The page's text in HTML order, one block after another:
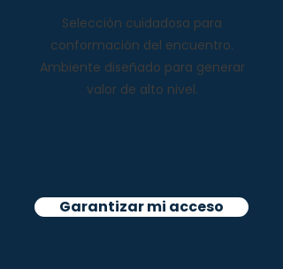
Selección cuidadosa para
conformación del encuentro.
Ambiente diseñado para generar
valor de alto nivel.
Garantizar mi acceso